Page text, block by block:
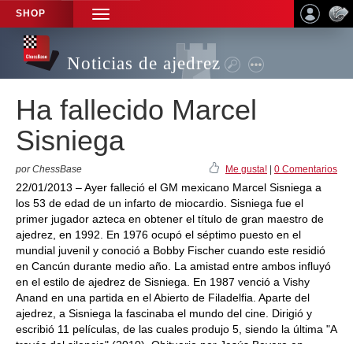
SHOP
TOGGLE
NAVIGATION
Noticias de ajedrez
Ha fallecido Marcel
Sisniega
por ChessBase Me gusta! 0 Comentarios
22/01/2013 – Ayer falleció el GM mexicano Marcel Sisniega a
los 53 de edad de un infarto de miocardio. Sisniega fue el
primer jugador azteca en obtener el título de gran maestro de
ajedrez, en 1992. En 1976 ocupó el séptimo puesto en el
mundial juvenil y conoció a Bobby Fischer cuando este residió
en Cancún durante medio año. La amistad entre ambos influyó
en el estilo de ajedrez de Sisniega. En 1987 venció a Vishy
Anand en una partida en el Abierto de Filadelfia. Aparte del
ajedrez, a Sisniega la fascinaba el mundo del cine. Dirigió y
escribió 11 películas, de las cuales produjo 5, siendo la última "A